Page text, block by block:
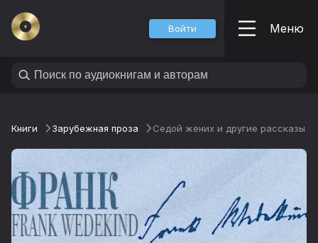
Войти Меню
Книги Зарубежная проза Седой жених и другие рассказы